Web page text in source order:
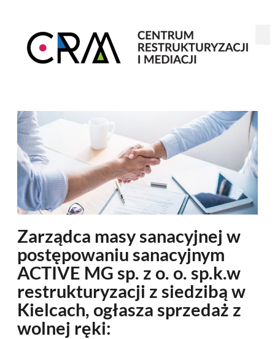
Zarządca masy sanacyjnej w
postępowaniu sanacyjnym
ACTIVE MG sp. z o. o. sp.k.w
restrukturyzacji z siedzibą w
Kielcach, ogłasza sprzedaż z
wolnej ręki: